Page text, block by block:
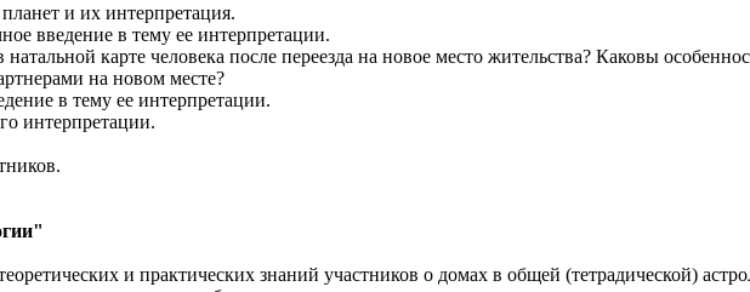
и их интерпретация.
введение в тему ее интерпретации.
натальной карте человека после переезда на новое место жительства? Каковы
на новом месте?
в тему ее интерпретации.
интерпретации.
и практических знаний участников о домах в общей (тетрадической)